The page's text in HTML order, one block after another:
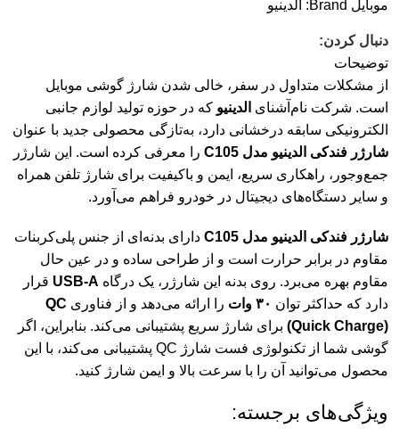
موبایل Brand: الدینیو
دنبال کردن:
توضیحات
از مشکلات متداول در سفر، خالی شدن شارژ گوشی موبایل
است. شرکت نام‌آشنای الدینیو که در حوزه تولید لوازم جانبی
الکترونیکی سابقه درخشانی دارد، به‌تازگی محصولی جدید با عنوان
شارژر فندکی الدینیو مدل C105 را معرفی کرده است. این شارژر
جمع‌وجور، راهکاری سریع، ایمن و باکیفیت برای شارژ تلفن همراه
و سایر دستگاه‌های دیجیتال در خودرو فراهم می‌آورد.
شارژر فندکی الدینیو مدل C105 دارای بدنه‌ای از جنس پلی‌کربنات
مقاوم در برابر حرارت است و از طراحی ساده و در عین حال
مقاوم بهره می‌برد. روی بدنه این شارژر، یک درگاه USB-A
قرار
دارد که حداکثر توان ۳۰ وات را ارائه می‌دهد و از فناوری QC
(Quick Charge) برای شارژ سریع پشتیبانی می‌کند. بنابراین، اگر
گوشی شما از تکنولوژی فست شارژ QC پشتیبانی می‌کند، با این
محصول می‌توانید آن را با سرعت بالا و ایمن شارژ کنید.
ویژگی‌های برجسته: